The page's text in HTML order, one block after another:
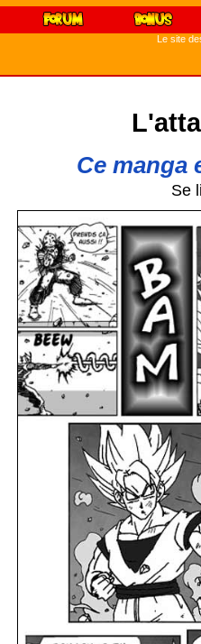
Le site
Ce manga
Se